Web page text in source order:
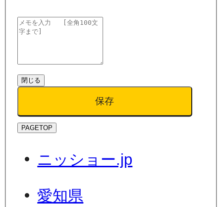
閉じる
保存
PAGETOP
ニッショー.jp
愛知県